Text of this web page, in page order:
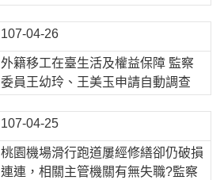
107-04-26
外籍移工在臺生活及權益保障 監察
委員王幼玲、王美玉申請自動調查
107-04-25
桃園機場滑行跑道屢經修繕卻仍破損
連連，相關主管機關有無失職?監察